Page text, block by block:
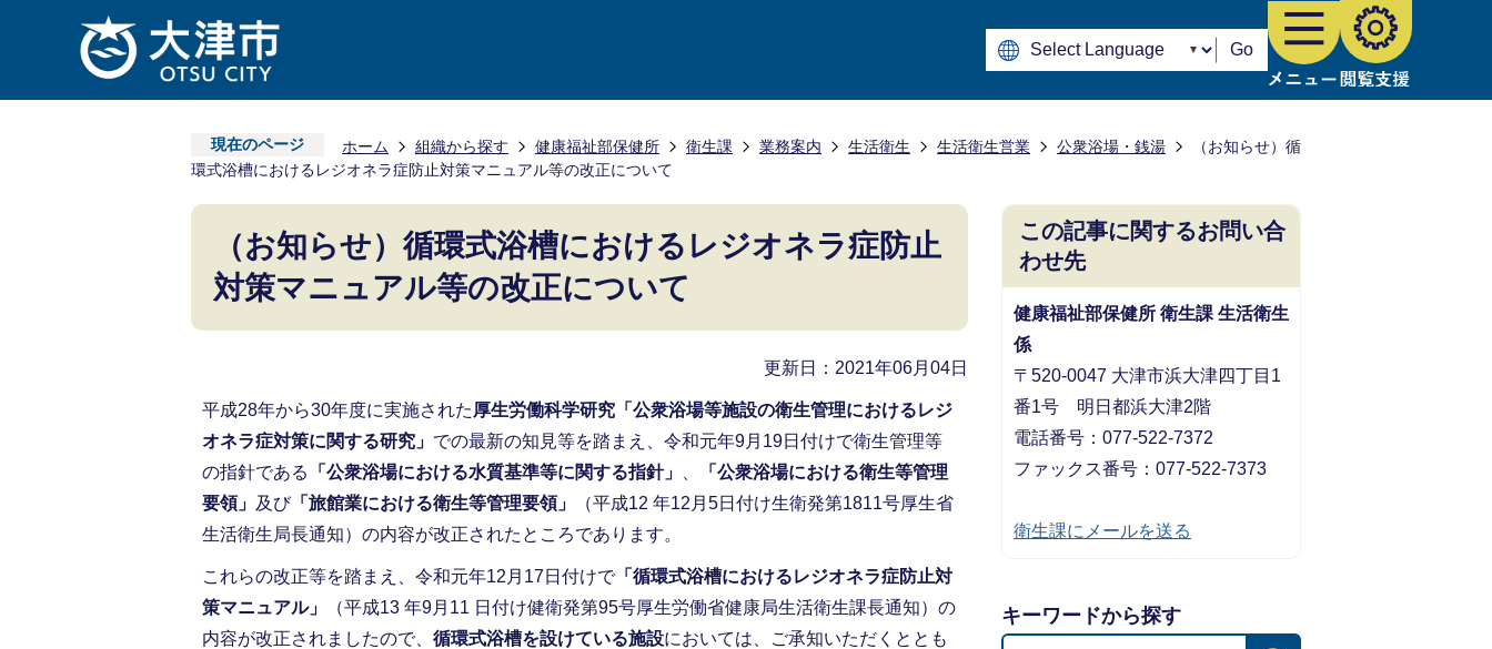
Go
現在のページ ホーム 組織から探す 健康福祉部保健所 衛生課 業務案内 生活衛生 生活衛生営業 公衆浴場・銭湯
（お知らせ）循
環式浴槽におけるレジオネラ症防止対策マニュアル等の改正について
（お知らせ）循環式浴槽におけるレジオネラ症防止
対策マニュアル等の改正について
更新日：2021年06月04日
平成28年から30年度に実施された厚生労働科学研究「公衆浴場等施設の衛生管理におけるレジ
オネラ症対策に関する研究」 での最新の知見等を踏まえ、令和元年9月19日付けで衛生管理等
の指針である
「公衆浴場における水質基準等に関する指針」
「公衆浴場における衛生等管理
要領」 及び「旅館業における衛生等管理要領」
（平成12 年12月5日付け生衛発第1811号厚生省
生活衛生局長通知）の内容が改正されたところであります。
これらの改正等を踏まえ、令和元年12月17日付けで「循環式浴槽におけるレジオネラ症防止対
策マニュアル」
（平成13 年9月11 日付け健衛発第95号厚生労働省健康局生活衛生課長通知）の
内容が改正されましたので、 循環式浴槽を設けている施設においては、ご承知いただくととも
この記事に関するお問い合
わせ先
健康福祉部保健所 衛生課 生活衛生
係
〒520-0047 大津市浜大津四丁目1
番1号 明日都浜大津2階
電話番号：077-522-7372
ファックス番号：077-522-7373
衛生課にメールを送る
キーワードから探す